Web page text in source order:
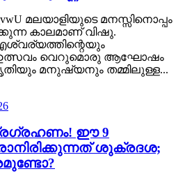
_vwU മലയാളിയുടെ മനസ്സിനൊപ്പം
കാലമാണ് വിഷു.
വെറുമൊരു ആഘോഷം
മനുഷ്യനും തമ്മിലുള്ള...
ഈ 9
ശുക്രദശ;